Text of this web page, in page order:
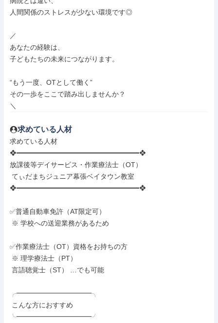
人間関係のストレスが少ない環境です◎
／
あなたの経験は、
子どもたちの未来につながります。
“もう一度、OTとして働く”
その一歩をここで踏み出しませんか？
＼
求めている人材
求めている人材
❖━━━━━━━━━━━━━━━━━━❖
放課後等デイサービス・作業療法士（OT）
❖━━━━━━━━━━━━━━━━━━❖
✅普通自動車免許（AT限定可）
✅作業療法士（OT）資格をお持ちの方
╭━━━━━━━━━━━╮
╰━━━━━━━━━━━╯